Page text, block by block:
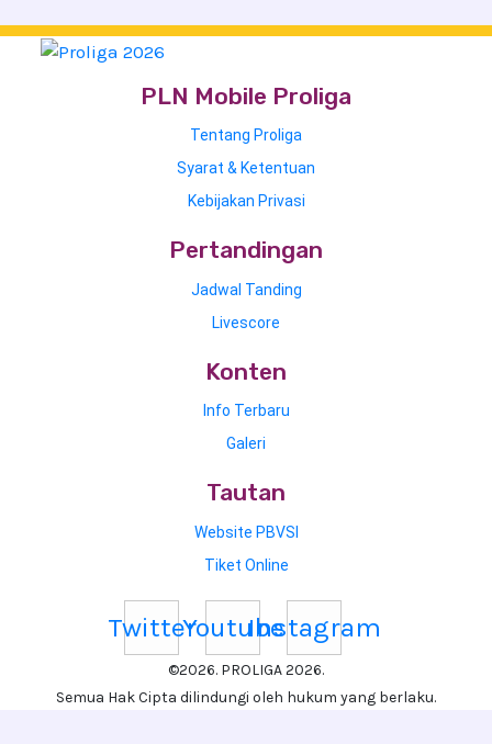
PLN Mobile Proliga
Tentang Proliga
Syarat & Ketentuan
Kebijakan Privasi
Pertandingan
Jadwal Tanding
Livescore
Konten
Info Terbaru
Galeri
Tautan
Website PBVSI
Tiket Online
TwitterYoutubeInstagram
©2026. PROLIGA 2026.
Semua Hak Cipta dilindungi oleh hukum yang berlaku.